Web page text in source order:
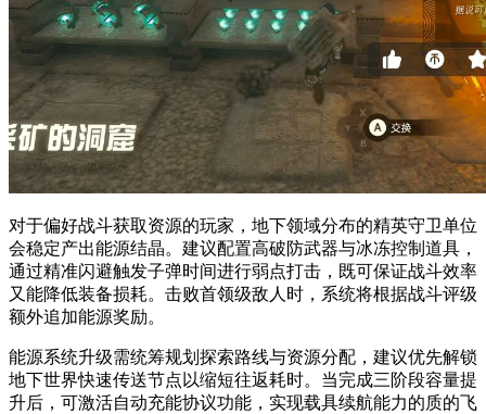
对于偏好战斗获取资源的玩家，地下领域分布的精英守卫单位
会稳定产出能源结晶。建议配置高破防武器与冰冻控制道具，
通过精准闪避触发子弹时间进行弱点打击，既可保证战斗效率
又能降低装备损耗。击败首领级敌人时，系统将根据战斗评级
额外追加能源奖励。
能源系统升级需统筹规划探索路线与资源分配，建议优先解锁
地下世界快速传送节点以缩短往返耗时。当完成三阶段容量提
升后，可激活自动充能协议功能，实现载具续航能力的质的飞